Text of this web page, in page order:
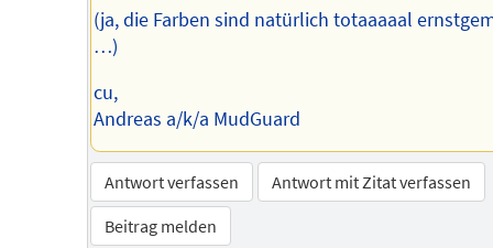
(ja, die Farben sind natürlich totaaaaal
…)
cu,
Andreas a/k/a MudGuard
Antwort verfassen
Antwort mit Zitat verfassen
Beitrag melden